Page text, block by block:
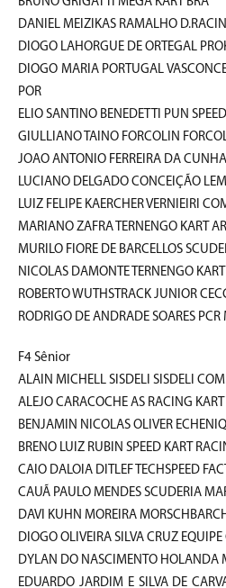
DANIEL MEIZIKAS RAMALHO
DIOGO LAHORGUE DE ORTEGAL
DIOGO MARIA PORTUGAL
POR
ELIO SANTINO BENEDETTI PUN
GIULLIANO TAINO FORCOLIN
JOAO ANTONIO FERREIRA DA
LUCIANO DELGADO CONCEIÇÃO
LUIZ FELIPE KAERCHER VERNIEIRI
MARIANO ZAFRA TERNENGO KART
MURILO FIORE DE BARCELLOS
NICOLAS DAMONTE TERNENGO
ROBERTO WUTHSTRACK JUNIOR
RODRIGO DE ANDRADE SOARES PCR
F4 Sênior
ALAIN MICHELL SISDELI SISDELI
ALEJO CARACOCHE AS RACING
BENJAMIN NICOLAS OLIVER
BRENO LUIZ RUBIN SPEED KART
CAIO DALOIA DITLEF TECHSPEED
CAUÃ PAULO MENDES SCUDERIA
DAVI KUHN MOREIRA
DIOGO OLIVEIRA SILVA CRUZ
DYLAN DO NASCIMENTO HOLANDA
EDUARDO JARDIM E SILVA DE